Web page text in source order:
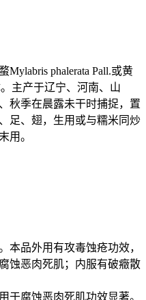
Mylabris phalerata Pall.或黄
主产于辽宁、河南、山
秋季在晨露未干时捕捉，置
足、翅，生用或与糯米同炒
用。
本品外用有攻毒蚀疮功效，
蚀恶肉死肌；内服有破癥散
于腐蚀恶肉死肌功效显著。